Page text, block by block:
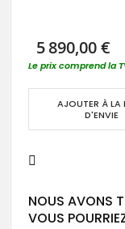
5 890,00 €
Le prix comprend la
AJOUTER À LA
D'ENVIE
NOUS AVONS
VOUS